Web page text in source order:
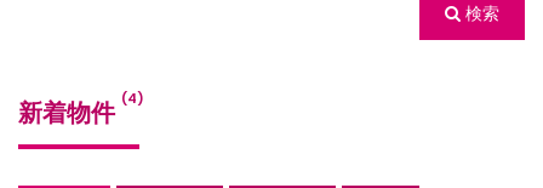
検索
新着物件 (4)
top-